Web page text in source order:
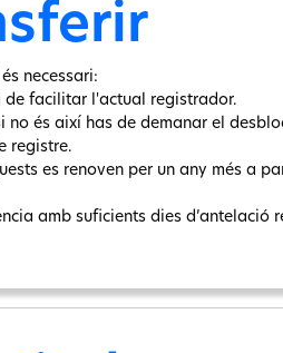
necessari:
de facilitar l'actual registrador.
no és així has de demanar el
registre.
es renoven per un any més a
amb suficients dies d’antelació